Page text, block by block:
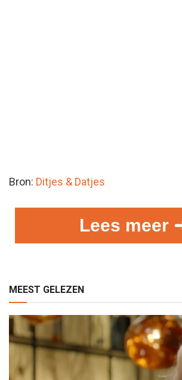
Bron: Ditjes & Datjes
Lees meer
MEEST GELEZEN